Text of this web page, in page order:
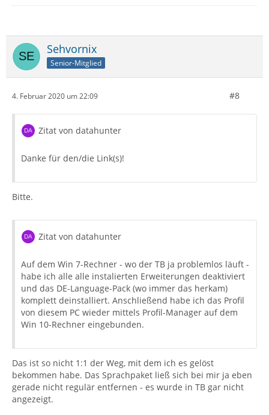
Sehvornix
Senior-Mitglied
4. Februar 2020 um 22:09 #8
Zitat von datahunter
Danke für den/die Link(s)!
Bitte.
Zitat von datahunter
Auf dem Win 7-Rechner - wo der TB ja problemlos läuft -
habe ich alle alle instalierten Erweiterungen deaktiviert
und das DE-Language-Pack (wo immer das herkam)
komplett deinstalliert. Anschließend habe ich das Profil
von diesem PC wieder mittels Profil-Manager auf dem
Win 10-Rechner eingebunden.
Das ist so nicht 1:1 der Weg, mit dem ich es gelöst
bekommen habe. Das Sprachpaket ließ sich bei mir ja eben
gerade nicht regulär entfernen - es wurde in TB gar nicht
angezeigt.